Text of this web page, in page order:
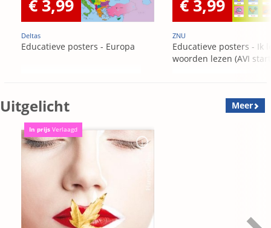
€ 3,99
Deltas
Educatieve posters - Europa
€ 3,99
ZNU
Educatieve posters - Ik
woorden lezen (AVI
Uitgelicht Meer
In prijs Verlaagd